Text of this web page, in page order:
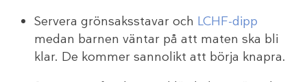
Servera grönsaksstavar och LCHF-dipp
medan barnen väntar på att maten ska bli
klar. De kommer sannolikt att börja knapra.